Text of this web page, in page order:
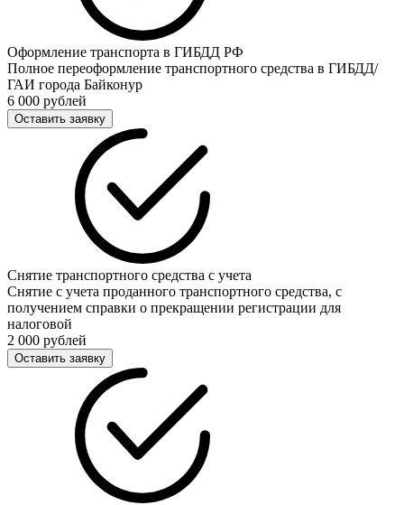
Оформление транспорта в ГИБДД РФ
Полное переоформление транспортного средства в ГИБДД/
ГАИ города Байконур
6 000 рублей
Оставить заявку
Снятие транспортного средства с учета
Снятие с учета проданного транспортного средства, с
получением справки о прекращении регистрации для
налоговой
2 000 рублей
Оставить заявку